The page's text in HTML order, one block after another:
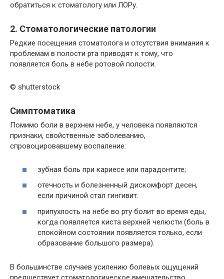
обратиться к стоматологу или ЛОРу.
2. Стоматологические патологии
Редкие посещения стоматолога и отсутствия внимания к
проблемам в полости рта приводят к тому, что
появляется боль в небе ротовой полости.
© shutterstock
Симптоматика
Помимо боли в верхнем небе, у человека появляются
признаки, свойственные заболеванию,
спровоцировавшему воспаление:
зубная боль при кариесе или парадонтите;
отечность и болезненный дискомфорт десен,
если причиной стал гингивит.
припухлость на небе во рту болит во время еды,
когда появляется киста верхней челюсти (боль в
спокойном состоянии появляется только, если
образование большого размера).
В большинстве случаев усилению болевых ощущений